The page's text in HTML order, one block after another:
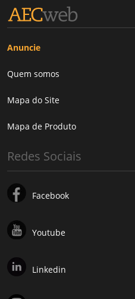
Anuncie
Quem somos
Mapa do Site
Mapa de Produto
Redes Sociais
Facebook
Youtube
Linkedin